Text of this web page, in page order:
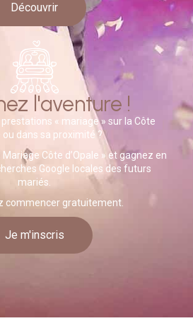
Découvrir
l'aventure !
« mariage » sur la Côte
ou dans sa proximité ?
Mariage Côte d’Opale » et gagnez en
Google locales des futurs
mariés.
commencer gratuitement.
Je m'inscris